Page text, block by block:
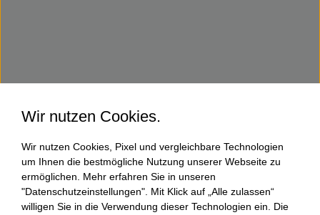
Wir nutzen Cookies.
Wir nutzen Cookies, Pixel und vergleichbare Technologien
um Ihnen die bestmögliche Nutzung unserer Webseite zu
ermöglichen. Mehr erfahren Sie in unseren
"Datenschutzeinstellungen". Mit Klick auf „Alle zulassen“
willigen Sie in die Verwendung dieser Technologien ein. Die